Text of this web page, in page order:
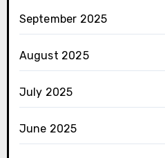
September 2025
August 2025
July 2025
June 2025